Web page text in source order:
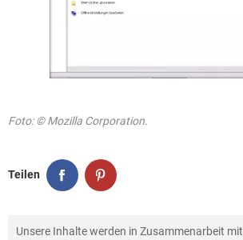
Foto: © Mozilla Corporation.
Teilen
Unsere Inhalte werden in Zusammenarbeit mit